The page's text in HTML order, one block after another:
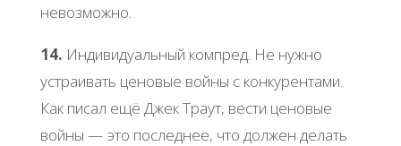
невозможно.
14. Индивидуальный компред. Не нужно
устраивать ценовые войны с конкурентами.
Как писал ещё Джек Траут, вести ценовые
войны — это последнее, что должен делать